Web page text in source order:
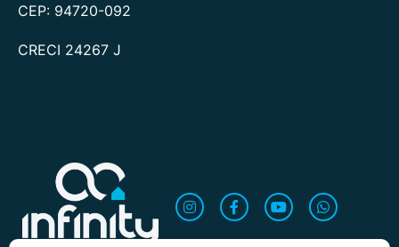
CEP: 94720-092
CRECI 24267 J